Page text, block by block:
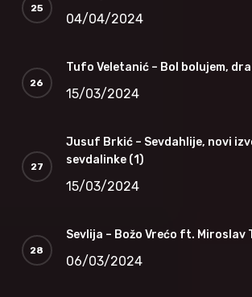
04/04/2024
Tufo Veletanić – Bol bolujem,
15/03/2024
Jusuf Brkić – Sevdahlije, novi
sevdalinke (1)
15/03/2024
Sevlija – Božo Vrećo ft. Miroslav
06/03/2024